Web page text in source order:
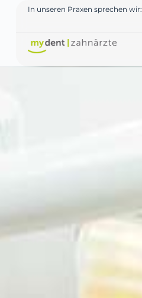
In unseren Praxen sprechen wir: